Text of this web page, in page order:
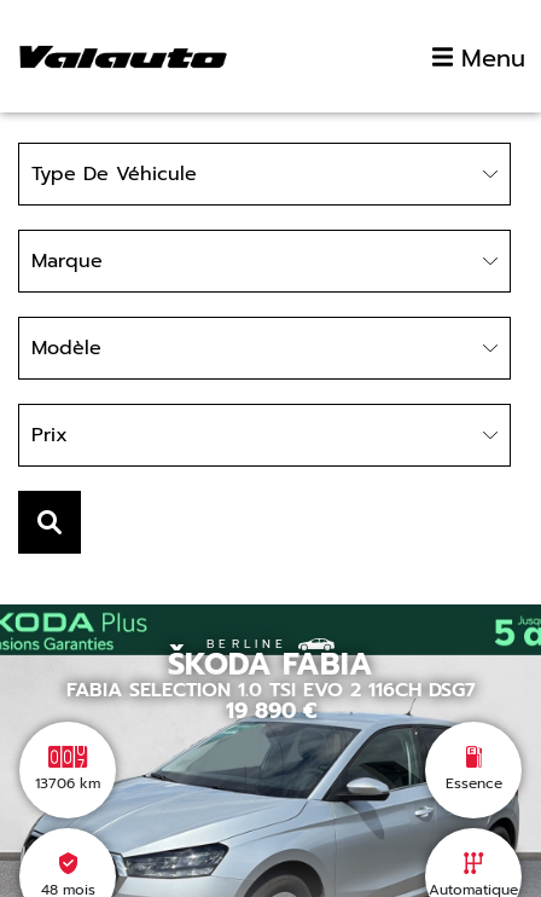
Menu
Type De Véhicule
Marque
Modèle
Prix
BERLINE
ŠKODA FABIA
FABIA SELECTION 1.0 TSI EVO 2 116CH DSG7
19 890 €
13706 km
48 mois
Essence
Automatique